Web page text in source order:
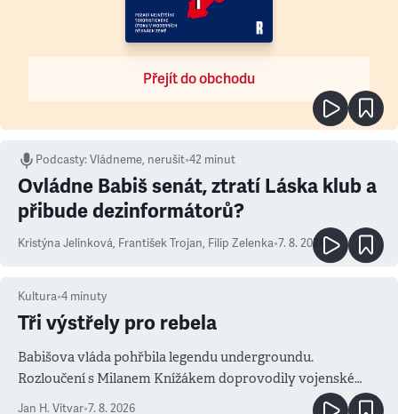
Přejít do obchodu
Podcasty:Vládneme, nerušit•42 minut
Ovládne Babiš senát, ztratí Láska klub a
přibude dezinformátorů?
Kristýna Jelínková, František Trojan, Filip Zelenka•7. 8. 2026
Kultura•4 minuty
Tři výstřely pro rebela
Babišova vláda pohřbila legendu undergroundu.
Rozloučení s Milanem Knížákem doprovodily vojenské
salvy i kritika pokrokářů
Jan H. Vitvar•7. 8. 2026